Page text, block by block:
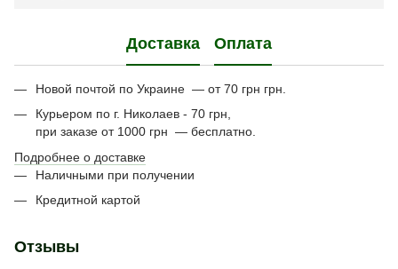
Доставка Оплата
Новой почтой по Украине — от 70 грн грн.
Курьером по г. Николаев - 70 грн,
при заказе от 1000 грн — бесплатно.
Подробнее о доставке
Наличными при получении
Кредитной картой
Отзывы